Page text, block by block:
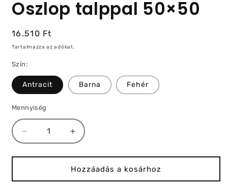
Oszlop talppal 50×50
Normál
ár
16.510 Ft
Tartalmazza az adókat.
Szín:
Antracit Barna Fehér
Mennyiség
Oszlop
talppal
50×50
mennyiségének
csökkentése
Oszlop
talppal
50×50
mennyiségének
növelése
Hozzáadás a kosárhoz